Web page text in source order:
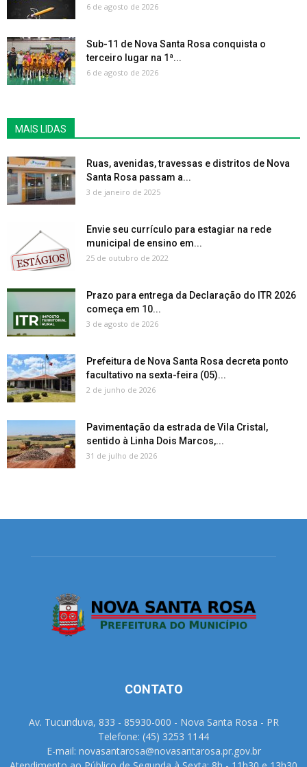
6 de agosto de 2026
Sub-11 de Nova Santa Rosa conquista o
terceiro lugar na 1ª...
6 de agosto de 2026
MAIS LIDAS
Ruas, avenidas, travessas e distritos de Nova
Santa Rosa passam a...
3 de janeiro de 2025
Envie seu currículo para estagiar na rede
municipal de ensino em...
25 de outubro de 2022
Prazo para entrega da Declaração do ITR 2026
começa em 10...
3 de agosto de 2026
Prefeitura de Nova Santa Rosa decreta ponto
facultativo na sexta-feira (05)...
2 de junho de 2026
Pavimentação da estrada de Vila Cristal,
sentido à Linha Dois Marcos,...
31 de julho de 2026
CONTATO
Av. Tucunduva, 833 - 85930-000 - Nova Santa Rosa - PR
Telefone: (45) 3253 1144
E-mail: novasantarosa@novasantarosa.pr.gov.br